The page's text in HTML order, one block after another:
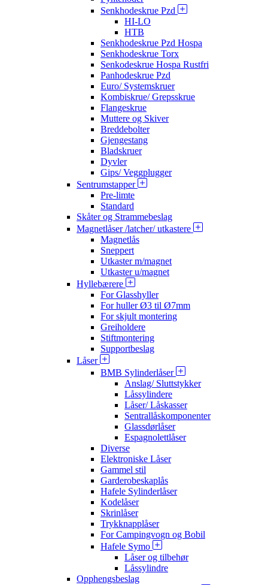
Senkhodeskrue Pzd
HI-LO
HTB
Senkhodeskrue Pzd Hospa
Senkhodeskrue Torx
Senkodeskrue Hospa Rustfri
Panhodeskrue Pzd
Euro/ Systemskruer
Kombiskrue/ Grepsskrue
Flangeskrue
Muttere og Skiver
Breddebolter
Gjengestang
Bladskruer
Dyvler
Gips/ Veggplugger
Sentrumstapper
Pre-limte
Standard
Skåter og Strammebeslag
Magnetlåser /latcher/ utkastere
Magnetlås
Sneppert
Utkaster m/magnet
Utkaster u/magnet
Hyllebærere
For Glasshyller
For huller Ø3 til Ø7mm
For skjult montering
Greiholdere
Stiftmontering
Supportbeslag
Låser
BMB Sylinderlåser
Anslag/ Sluttstykker
Låssylindere
Låser/ Låskasser
Sentrallåskomponenter
Glassdørlåser
Espagnolettlåser
Diverse
Elektroniske Låser
Gammel stil
Garderobeskaplås
Hafele Sylinderlåser
Kodelåser
Skrinlåser
Trykknapplåser
For Campingvogn og Bobil
Hafele Symo
Låser og tilbehør
Låssylindre
Opphengsbeslag